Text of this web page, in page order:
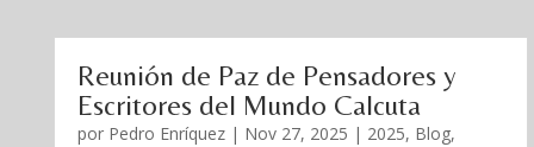
Reunión de Paz de Pensadores y
Escritores del Mundo Calcuta
por Pedro Enríquez| Nov 27, 2025 | 2025, Blog,